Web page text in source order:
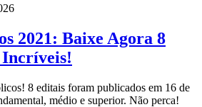
2021: Baixe Agora 8
8 editais foram publicados em 16 de
médio e superior. Não perca!